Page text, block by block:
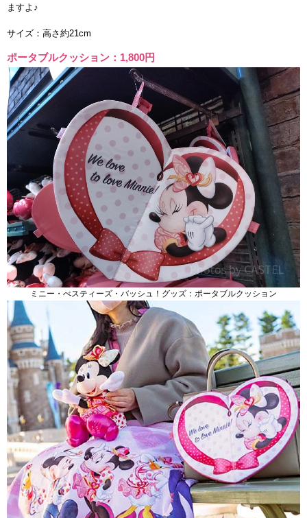
ますよ♪
サイズ：高さ約21cm
ポータブルクッション：1,800円
ミニー・べスティーズ・バッシュ！グッズ：ポータブルクッション